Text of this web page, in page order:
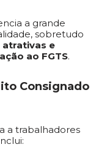
a grande
sobretudo
atrativas e
ao FGTS.
Consignado
a trabalhadores